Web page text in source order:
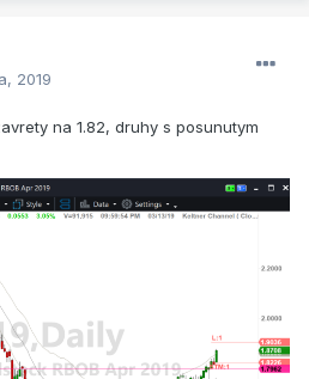
2019
na 1.82, druhy s posunutym